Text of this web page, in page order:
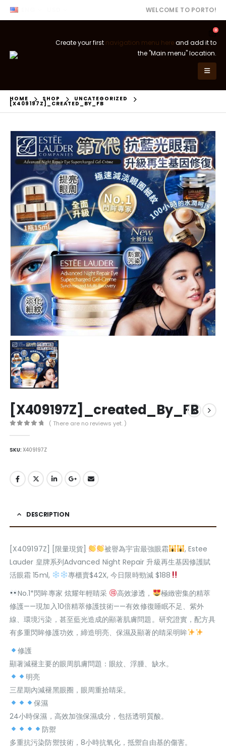
WELCOME TO PORTO!
0
Create your first navigation menu hereand add it to
the "Main menu" location.
HOME SHOP UNCATEGORIZED
[X409197Z]_CREATED_BY_FB
[X409197Z]_created_By_FB
( There are no reviews yet. )
SKU:X409197Z
DESCRIPTION
[X409197Z] [限量現貨] 被譽為宇宙最強眼霜
, Estee
Lauder 皇牌系列Advanced Night Repair 升級再生基因修護賦
活眼霜 15ml,
專櫃賣$42X, 今日限時勁減 $188
No.1*閃眸專家 炫耀年輕睛采
高效滲透，
極緻密集的精萃
修護——現加入10倍精萃修護技術——有效修復睡眠不足、紫外
線、環境污染，甚至藍光造成的顯著肌膚問題。研究證實，配方具
有多重閃眸修護功效，締造明亮、保濕及顯著的睛采明眸
修護
顯著減褪主要的眼周肌膚問題：眼紋、浮腫、缺水。
明亮
三星期內減褪黑眼圈，眼周重拾睛采。
保濕
24小時保濕，高效加強保濕成分，包括透明質酸。
防禦
多重抗污染防禦技術，8小時抗氧化，抵禦自由基的傷害。